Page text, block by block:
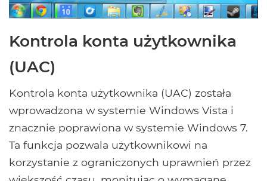
Kontrola konta użytkownika
(UAC)
Kontrola konta użytkownika (UAC) została
wprowadzona w systemie Windows Vista i
znacznie poprawiona w systemie Windows 7.
Ta funkcja pozwala użytkownikowi na
korzystanie z ograniczonych uprawnień przez